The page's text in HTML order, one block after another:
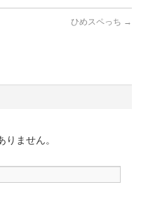
ひめスペっち →
りません。